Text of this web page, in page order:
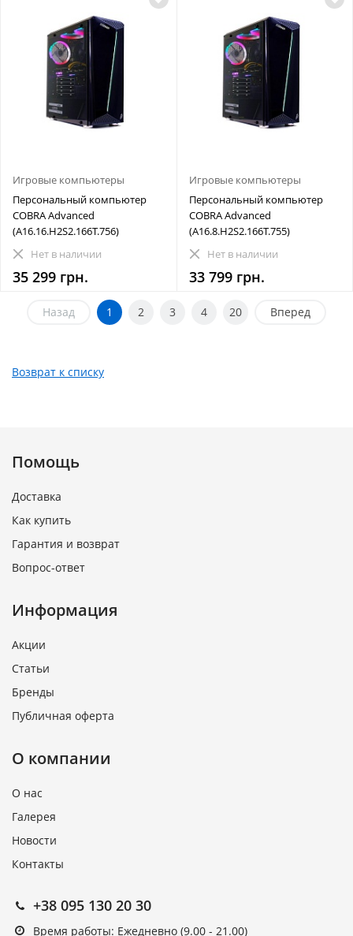
Игровые компьютеры
Персональный компьютер
COBRA Advanced
(A16.16.H2S2.166T.756)
Нет в наличии
35 299 грн.
Игровые компьютеры
Персональный компьютер
COBRA Advanced
(A16.8.H2S2.166T.755)
Нет в наличии
33 799 грн.
Назад 1 2 3 4 20 Вперед
Возврат к списку
Помощь
Доставка
Как купить
Гарантия и возврат
Вопрос-ответ
Информация
Акции
Статьи
Бренды
Публичная оферта
О компании
О нас
Галерея
Новости
Контакты
+38 095 130 20 30
Время работы: Ежедневно (9.00 - 21.00)